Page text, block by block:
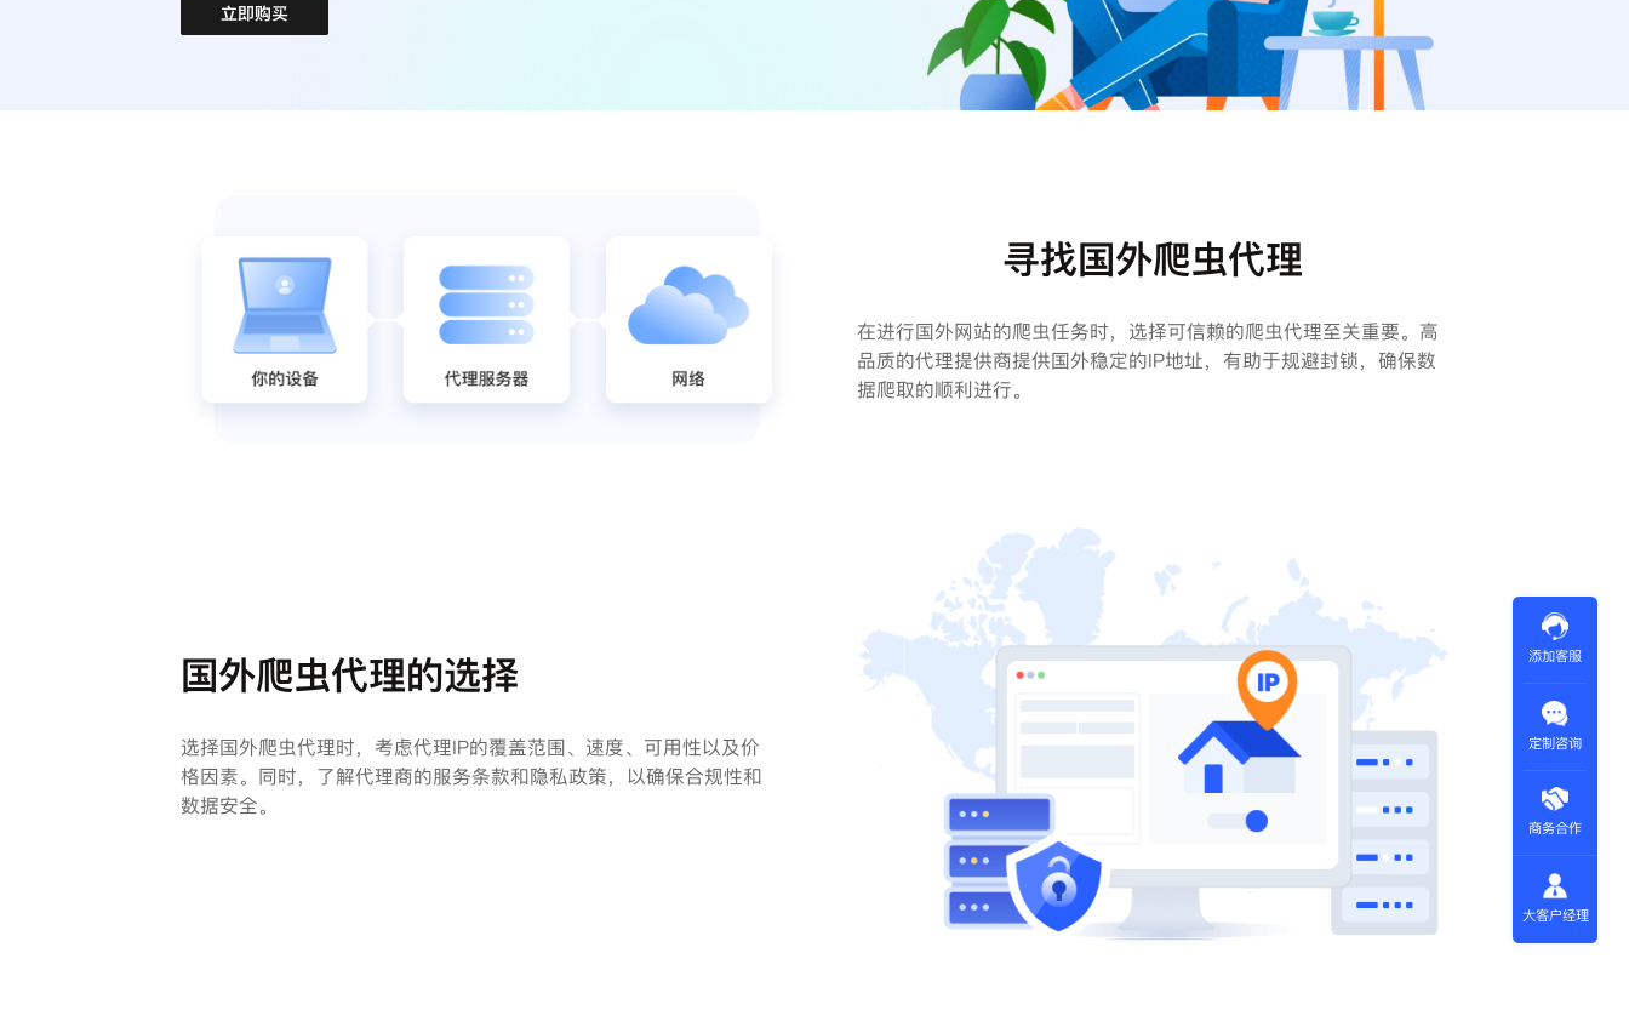
立即购买
寻找国外爬虫代理
在进行国外网站的爬虫任务时，选择可信赖的爬虫代理至关重要。高
品质的代理提供商提供国外稳定的IP地址，有助于规避封锁，确保数
据爬取的顺利进行。
国外爬虫代理的选择
选择国外爬虫代理时，考虑代理IP的覆盖范围、速度、可用性以及价
格因素。同时，了解代理商的服务条款和隐私政策，以确保合规性和
数据安全。
添加客服
定制咨询
商务合作
大客户经理